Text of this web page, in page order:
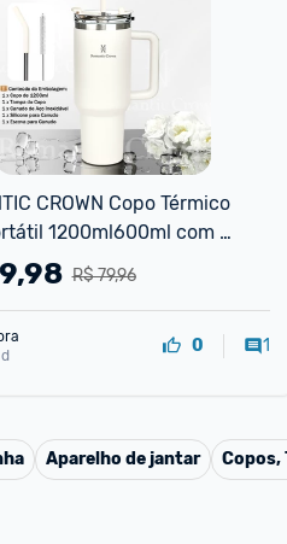
CROWN Copo Térmico
1200ml600ml com
Canudo Garrafa Térmica
R$ 79,96
0 1
Aparelho de jantar Copos,